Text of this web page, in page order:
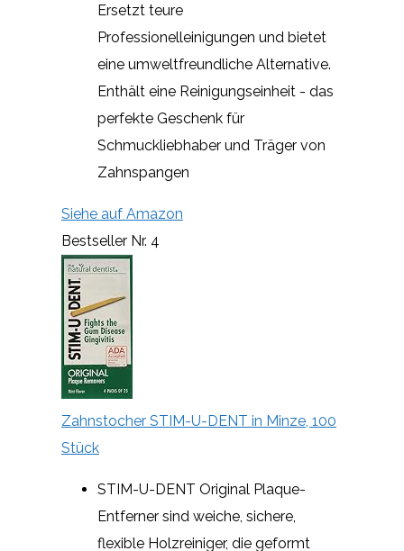
Ersetzt teure
Professionelleinigungen und bietet
eine umweltfreundliche Alternative.
Enthält eine Reinigungseinheit - das
perfekte Geschenk für
Schmuckliebhaber und Träger von
Zahnspangen
Siehe auf Amazon
Bestseller Nr. 4
Zahnstocher STIM-U-DENT in Minze, 100
Stück
STIM-U-DENT Original Plaque-
Entferner sind weiche, sichere,
flexible Holzreiniger, die geformt